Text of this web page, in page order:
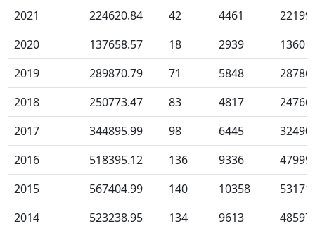
2021
224620.84 42 4461
2020
137658.57 18 2939
2019
289870.79 71 5848
2018
250773.47 83 4817
2017
344895.99 98 6445
2016
518395.12 136 9336
2015
567404.99 140 10358
2014
523238.95 134 9613